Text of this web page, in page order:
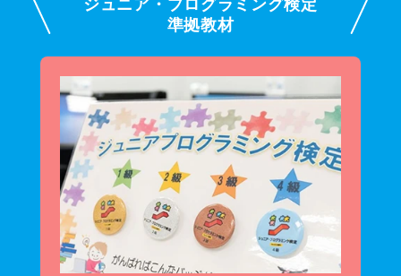
ジュニア・プログラミング検定
準拠教材